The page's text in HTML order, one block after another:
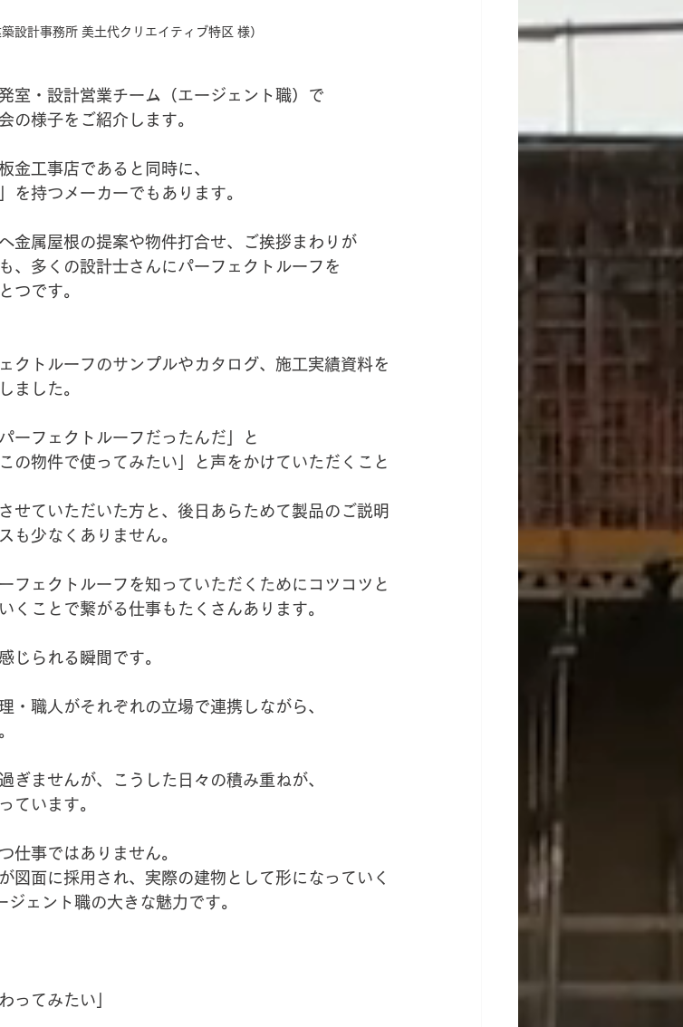
設計事務所 美土代クリエイティブ特区 様）
室・設計営業チーム（エージェント職）で
の様子をご紹介します。
金工事店であると同時に、
を持つメーカーでもあります。
金属屋根の提案や物件打合せ、ご挨拶まわりが
、多くの設計士さんにパーフェクトルーフを
つです。
クトルーフのサンプルやカタログ、施工実績資料を
ました。
ーフェクトルーフだったんだ」と
の物件で使ってみたい」と声をかけていただくこと
せていただいた方と、後日あらためて製品のご説明
も少なくありません。
フェクトルーフを知っていただくためにコツコツと
くことで繋がる仕事もたくさんあります。
じられる瞬間です。
・職人がそれぞれの立場で連携しながら、
ぎませんが、こうした日々の積み重ねが、
ています。
仕事ではありません。
図面に採用され、実際の建物として形になっていく
ジェント職の大きな魅力です。
ってみたい」